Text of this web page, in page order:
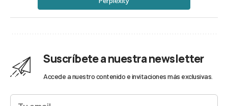
Suscríbete a nuestra newsletter
Accede a nuestro contenido e invitaciones más exclusivas.